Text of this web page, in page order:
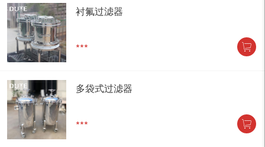
衬氟过滤器
***
多袋式过滤器
***